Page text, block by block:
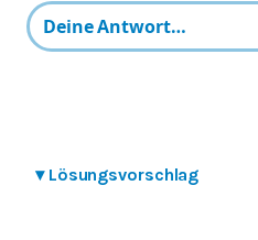
▾ Lösungsvorschlag